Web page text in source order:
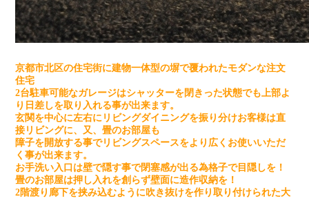
京都市北区の住宅街に建物一体型の塀で覆われたモダンな注文
住宅
2台駐車可能なガレージはシャッターを閉きった状態でも上部よ
り日差しを取り入れる事が出来ます。
玄関を中心に左右にリビングダイニングを振り分けお客様は直
接リビングに、又、畳のお部屋も
障子を開放する事でリビングスペースをより広くお使いいただ
く事が出来ます。
お手洗い入口は壁で隠す事で閉塞感が出る為格子で目隠しを！
畳のお部屋は押し入れを創らず壁面に造作収納を！
2階渡り廊下を挟み込むように吹き抜けを作り取り付けられた大